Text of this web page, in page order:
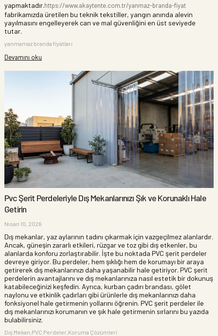
yapmaktadır.https://www.akaytente.com.tr/yanmaz-branda-fiyat
fabrikamızda üretilen bu teknik tekstiller, yangın anında alevin
yayılmasını engelleyerek can ve mal güvenliğini en üst seviyede
tutar.
yanmamaz branda fiyatları
Devamını oku
Pvc Şerit Perdeleriyle Dış Mekanlarınızı Şık ve Korunaklı Hale
Getirin
Nisan 10, 2026
Dış mekanlar, yaz aylarının tadını çıkarmak için vazgeçilmez alanlardır.
Ancak, güneşin zararlı etkileri, rüzgar ve toz gibi dış etkenler, bu
alanlarda konforu zorlaştırabilir. İşte bu noktada PVC şerit perdeler
devreye giriyor. Bu perdeler, hem şıklığı hem de korumayı bir araya
getirerek dış mekanlarınızı daha yaşanabilir hale getiriyor. PVC şerit
perdelerin avantajlarını ve dış mekanlarınıza nasıl estetik bir dokunuş
katabileceğinizi keşfedin. Ayrıca, kurban çadırı brandası, gölet
naylonu ve etkinlik çadırları gibi ürünlerle dış mekanlarınızı daha
fonksiyonel hale getirmenin yollarını öğrenin. PVC şerit perdeler ile
dış mekanlarınızı korumanın ve şık hale getirmenin sırlarını bu yazıda
bulabilirsiniz.
Dış Mekan,PVC Perdeler,Koruma Çözümleri